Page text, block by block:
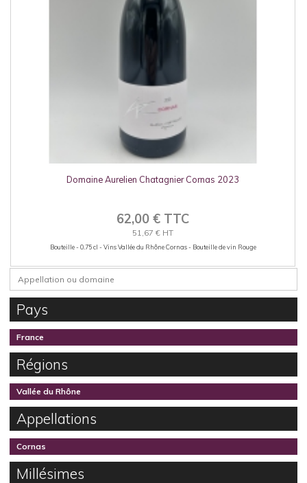
Domaine Aurelien Chatagnier Cornas 2023
62,00 € TTC
51,67 € HT
Bouteille - 0.75 cl - Vins Vallée du Rhône Cornas - Bouteille de vin Rouge
Pays
France
Régions
Vallée du Rhône
Appellations
Cornas
Millésimes